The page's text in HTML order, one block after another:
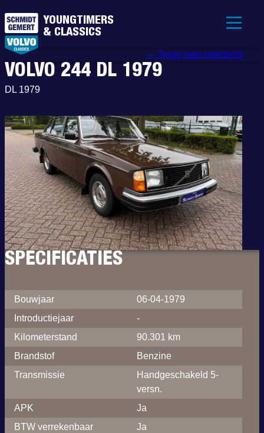
YOUNGTIMERS
& CLASSICS
← Terug naar overzicht
VOLVO 244 DL 1979
DL 1979
SPECIFICATIES
Bouwjaar
06-04-1979
Introductiejaar
-
Kilometerstand
90.301 km
Brandstof
Benzine
Transmissie
Handgeschakeld 5-
versn.
APK
Ja
BTW verrekenbaar
Ja